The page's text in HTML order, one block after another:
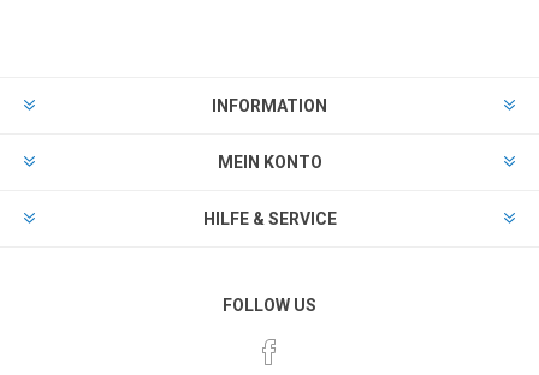
INFORMATION
MEIN KONTO
HILFE & SERVICE
FOLLOW US